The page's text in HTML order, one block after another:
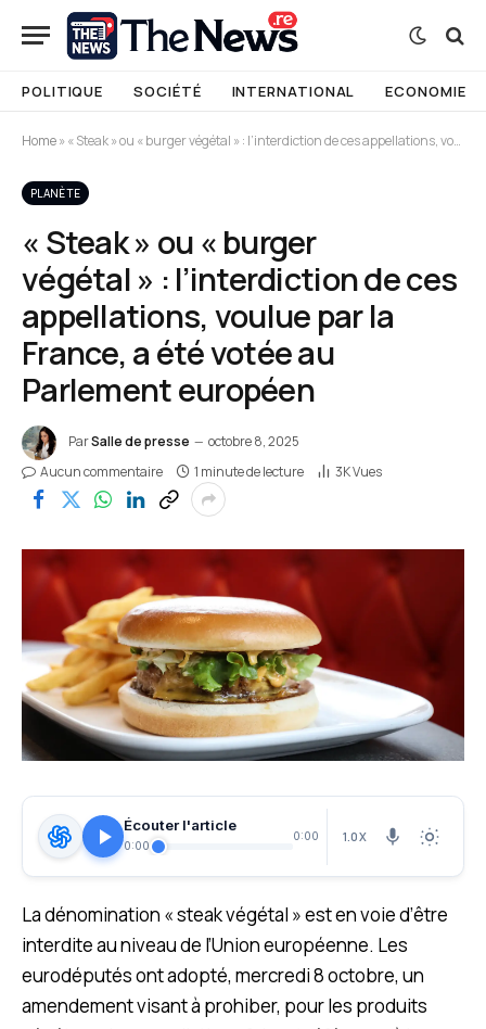
POLITIQUE SOCIÉTÉ INTERNATIONAL ECONOMIE
Home»« Steak » ou « burger végétal » : l’interdiction de ces appellations, voulue par la France, a été votée au Parlement européen
PLANÈTE
« Steak » ou « burger
végétal » : l’interdiction de ces
appellations, voulue par la
France, a été votée au
Parlement européen
ParSalle de presse
octobre 8, 2025
Aucun commentaire
1 minute de lecture 3KVues
Écouter l'article
0:00
0:00 1.0X
La dénomination « steak végétal » est en voie d’être
interdite au niveau de l’Union européenne. Les
eurodéputés ont adopté, mercredi 8 octobre, un
amendement visant à prohiber, pour les produits